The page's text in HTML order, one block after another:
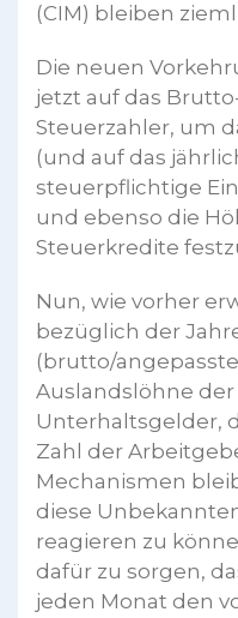
(CIM) bleiben
Die neuen
jetzt auf das
Steuerzahler, um
(und auf das
steuerpflichtige
und ebenso die
Steuerkredite
Nun, wie vorher
bezüglich der
(brutto/
Auslandslöhne
Unterhaltsgelder,
Zahl der
Mechanismen
diese
reagieren zu
dafür zu sorgen,
jeden Monat den